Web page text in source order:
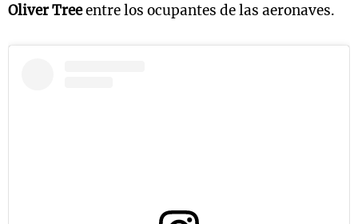
Oliver Treeentre los ocupantes de las aeronaves.